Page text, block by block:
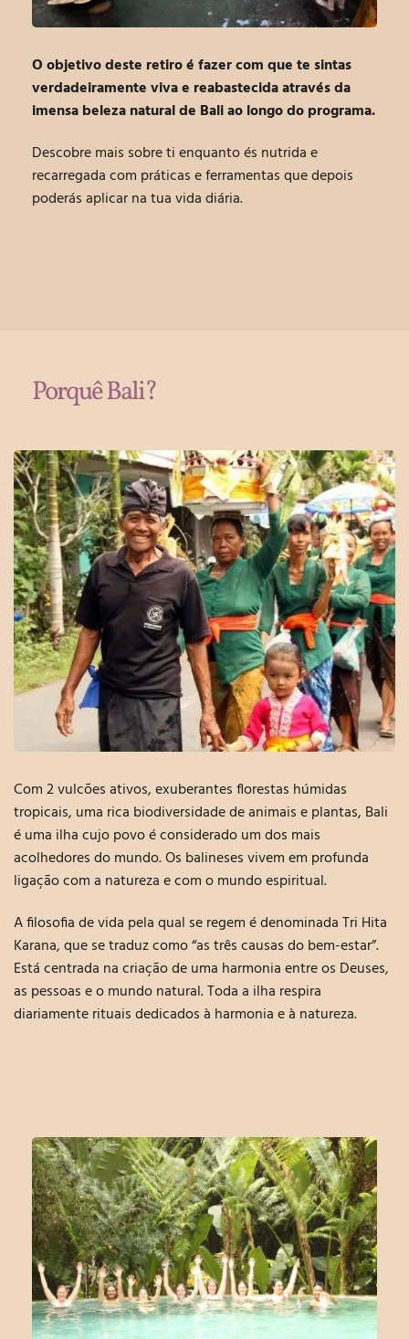
O objetivo deste retiroé fazer com que te sintas
verdadeiramente viva e reabastecida através da
imensa beleza natural de Baliao longo do programa.
Descobre mais sobre ti enquanto és nutrida e
recarregada com práticas e ferramentas que depois
poderás aplicar na tua vida diária.
Porquê Bali?
Com 2 vulcões ativos,exuberantes florestas húmidas
tropicais, uma rica biodiversidade de animais e plantas, Bali
é uma ilha cujo povo é considerado um dos mais
acolhedoresdo mundo. Os balineses vivem em profunda
ligação com a natureza e com o mundo espiritual.
A filosofia de vida pela qual se regem é denominada Tri Hita
Karana, que se traduz como “as três causas do bem-estar”.
Está centrada na criação de uma harmonia entre os Deuses,
as pessoas e o mundo natural. Toda a ilha respira
diariamente rituais dedicados à harmonia e à natureza.